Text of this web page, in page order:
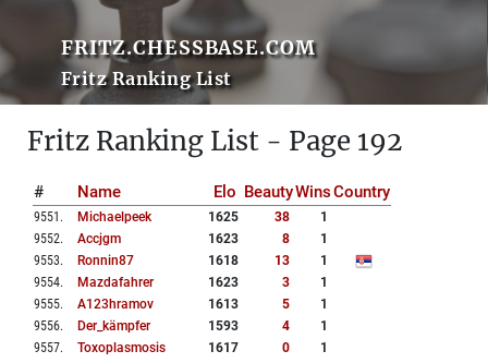
FRITZ.CHESSBASE.COM
Fritz Ranking List
Fritz Ranking List - Page 192
# Name Elo BeautyWinsCountry
9551 . Michaelpeek 1625 38
1
9552. Accjgm 1623 8
1
9553. Ronnin87 1618 13
1
9554. Mazdafahrer 1623 3
1
9555. A123hramov 1613 5
1
9556. Der_kämpfer 1593 4
1
9557. Toxoplasmosis 1617 0
1